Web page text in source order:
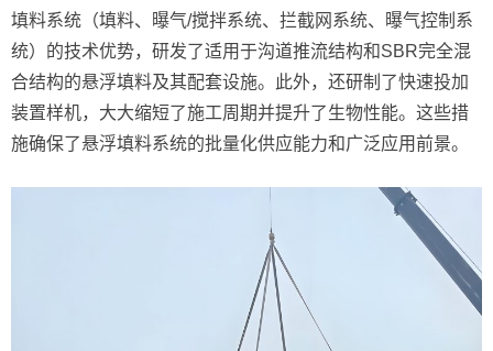
填料系统（填料、曝气/搅拌系统、拦截网系统、曝气控制系
统）的技术优势，研发了适用于沟道推流结构和SBR完全混
合结构的悬浮填料及其配套设施。此外，还研制了快速投加
装置样机，大大缩短了施工周期并提升了生物性能。这些措
施确保了悬浮填料系统的批量化供应能力和广泛应用前景。